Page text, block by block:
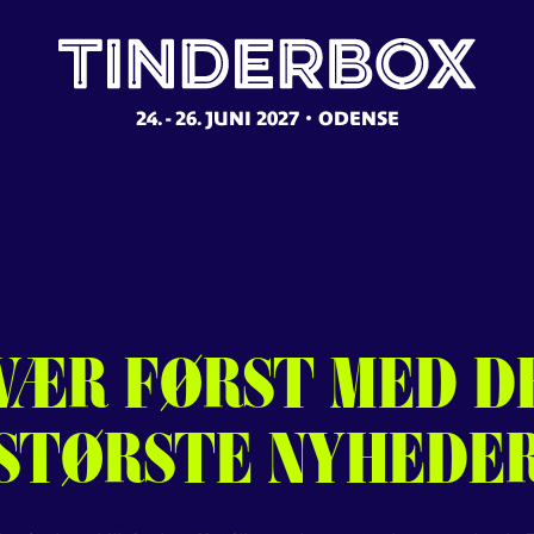
24. - 26. JUNI 2027 ODENSE
FORI
FØRSTMED